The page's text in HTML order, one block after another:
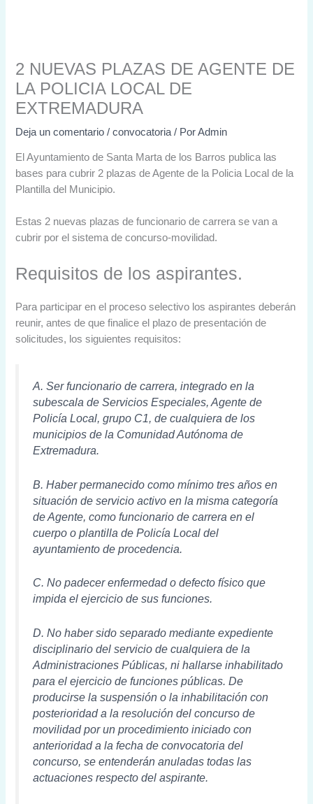
2 NUEVAS PLAZAS DE AGENTE DE
LA POLICIA LOCAL DE
EXTREMADURA
Deja un comentario /convocatoria / PorAdmin
El Ayuntamiento de Santa Marta de los Barros publica las
bases para cubrir 2 plazas de Agente de la Policia Local de la
Plantilla del Municipio.
Estas 2 nuevas plazas de funcionario de carrera se van a
cubrir por el sistema de concurso-movilidad.
Requisitos de los aspirantes.
Para participar en el proceso selectivo los aspirantes deberán
reunir, antes de que finalice el plazo de presentación de
solicitudes, los siguientes requisitos:
A. Ser funcionario de carrera, integrado en la
subescala de Servicios Especiales, Agente de
Policía Local, grupo C1, de cualquiera de los
municipios de la Comunidad Autónoma de
Extremadura.
B. Haber permanecido como mínimo tres años en
situación de servicio activo en la misma categoría
de Agente, como funcionario de carrera en el
cuerpo o plantilla de Policía Local del
ayuntamiento de procedencia.
C. No padecer enfermedad o defecto físico que
impida el ejercicio de sus funciones.
D. No haber sido separado mediante expediente
disciplinario del servicio de cualquiera de la
Administraciones Públicas, ni hallarse inhabilitado
para el ejercicio de funciones públicas. De
producirse la suspensión o la inhabilitación con
posterioridad a la resolución del concurso de
movilidad por un procedimiento iniciado con
anterioridad a la fecha de convocatoria del
concurso, se entenderán anuladas todas las
actuaciones respecto del aspirante.